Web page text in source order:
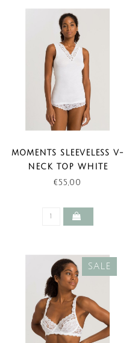
MOMENTS SLEEVELESS V-
NECK TOP WHITE
€55,00
SALE